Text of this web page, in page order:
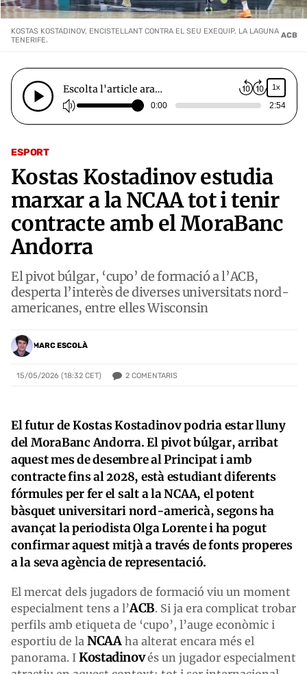
ESPORT
Kostas Kostadinov estudia
marxar a la NCAA tot i tenir
contracte amb el MoraBanc
Andorra
El pivot búlgar, ‘cupo’ de formació a l’ACB,
desperta l’interès de diverses universitats nord-
americanes, entre elles Wisconsin
MARC ESCOLÀ
15/05/2026 (18:32 CET) 2 COMENTARIS
KOSTAS KOSTADINOV, ENCISTELLANT CONTRA EL SEU EXEQUIP, LA LAGUNA
TENERIFE.
ACB
Escolta l'article ara… 1x
0:00 2:54
El futur de Kostas Kostadinov podria estar lluny
del MoraBanc Andorra. El pivot búlgar, arribat
aquest mes de desembre al Principat i amb
contracte fins al 2028, està estudiant diferents
fórmules per fer el salt a la NCAA, el potent
bàsquet universitari nord-americà, segons ha
avançat la periodista Olga Lorente i ha pogut
confirmar aquest mitjà a través de fonts properes
a la seva agència de representació.
El mercat dels jugadors de formació viu un moment
especialment tens a l’ACB. Si ja era complicat trobar
perfils amb etiqueta de ‘cupo’, l’auge econòmic i
esportiu de la NCAAha alterat encara més el
panorama. I Kostadinovés un jugador especialment